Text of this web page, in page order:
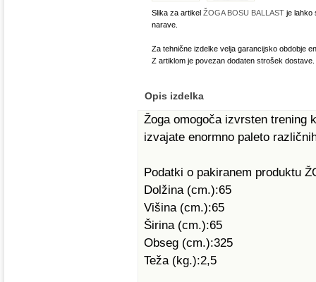
Slika za artikel ŽOGA BOSU BALLAST je lahko
narave.
Za tehnične izdelke velja garancijsko obdobje
Z artiklom je povezan dodaten strošek dostave.
Opis izdelka
Žoga omogoča izvrsten trening
izvajate enormno paleto
Podatki o pakiranem produktu
Dolžina (cm.):65
Višina (cm.):65
Širina (cm.):65
Obseg (cm.):325
Teža (kg.):2,5